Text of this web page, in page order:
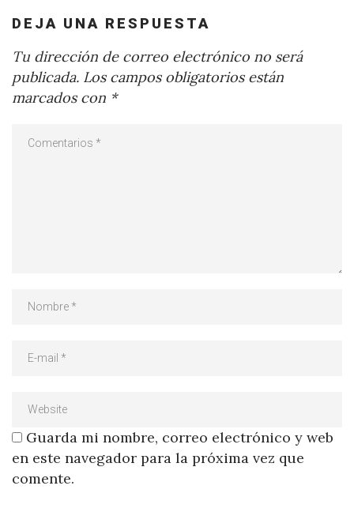
DEJA UNA RESPUESTA
Tu dirección de correo electrónico no será
publicada. Los campos obligatorios están
marcados con *
Guarda mi nombre, correo electrónico y web
en este navegador para la próxima vez que
comente.